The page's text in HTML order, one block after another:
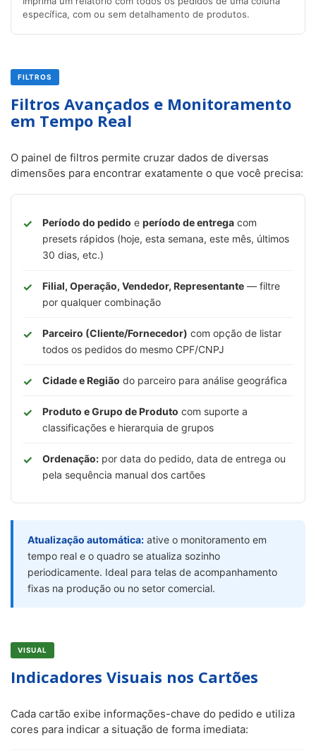
específica, com ou sem detalhamento de produtos.
FILTROS
Filtros Avançados e Monitoramento
em Tempo Real
O painel de filtros permite cruzar dados de diversas
dimensões para encontrar exatamente o que você precisa:
Período do pedido e período de entrega com
presets rápidos (hoje, esta semana, este mês, últimos
30 dias, etc.)
Filial, Operação, Vendedor, Representante — filtre
por qualquer combinação
Parceiro (Cliente/Fornecedor) com opção de listar
todos os pedidos do mesmo CPF/CNPJ
Cidade e Região do parceiro para análise geográfica
Produto e Grupo de Produto com suporte a
classificações e hierarquia de grupos
Ordenação: por data do pedido, data de entrega ou
pela sequência manual dos cartões
Atualização automática: ative o monitoramento em
tempo real e o quadro se atualiza sozinho
periodicamente. Ideal para telas de acompanhamento
fixas na produção ou no setor comercial.
VISUAL
Indicadores Visuais nos Cartões
Cada cartão exibe informações-chave do pedido e utiliza
cores para indicar a situação de forma imediata: